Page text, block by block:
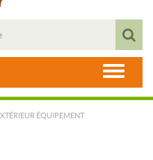
ÉQUIPEMENT